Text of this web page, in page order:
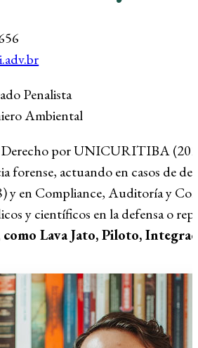
Penalista
Ambiental
por UNICURITIBA
forense, actuando en casos de
y en Compliance, Auditoría y
y científicos en la defensa o
Lava Jato, Piloto,